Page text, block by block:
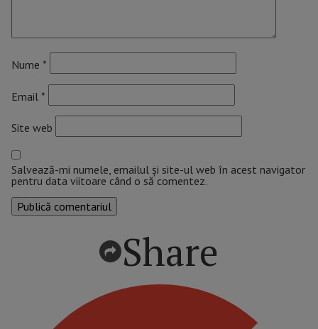
Nume *
Email *
Site web
Salvează-mi numele, emailul și site-ul web în acest navigator
pentru data viitoare când o să comentez.
Share